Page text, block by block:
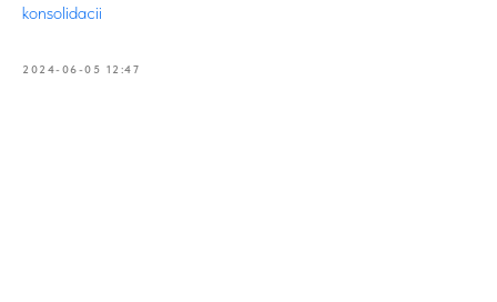
konsolidacii
2024-06-05 12:47